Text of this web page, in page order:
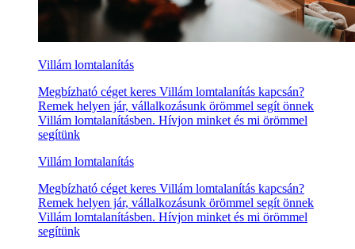
Villám lomtalanítás
Megbízható céget keres Villám lomtalanítás kapcsán?
Remek helyen jár, vállalkozásunk örömmel segít önnek
Villám lomtalanításben. Hívjon minket és mi örömmel
segítünk
Villám lomtalanítás
Megbízható céget keres Villám lomtalanítás kapcsán?
Remek helyen jár, vállalkozásunk örömmel segít önnek
Villám lomtalanításben. Hívjon minket és mi örömmel
segítünk